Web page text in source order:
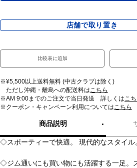
店舗で取り置き
比較表に追加
※¥5,500以上送料無料 (中古クラブは除く)
ただし沖縄・離島への配送料はこちら
※AM 9:00までのご注文で当日発送 詳しくはこ
※クーポン・キャンペーン利用についてはこちら
商品説明
◇スポーティーで快適。 現代的なスタイル
◇ジム通いにも買い物にも活躍する一足。